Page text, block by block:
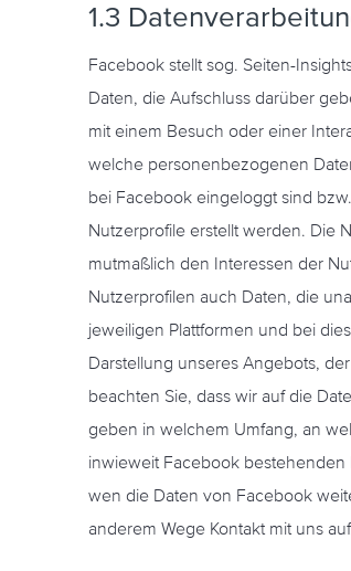
1.3
Facebook stellt sog. Seiten-
Daten, die Aufschluss darüber
mit einem Besuch oder einer
welche personenbezogenen
bei Facebook eingeloggt sind
Nutzerprofile erstellt werden. Die
mutmaßlich den Interessen der
Nutzerprofilen auch Daten, die
jeweiligen Plattformen und bei
Darstellung unseres Angebots,
beachten Sie, dass wir auf die
geben in welchem Umfang, an
inwieweit Facebook
wen die Daten von Facebook
anderem Wege Kontakt mit uns auf.